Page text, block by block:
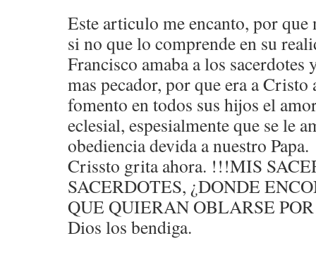
Este articulo me encanto, por
si no que lo comprende en su
Francisco amaba a los sacerdotes
mas pecador, por que era a
fomento en todos sus hijos el
eclesial, espesialmente que se le
obediencia devida a nuestro Papa.
Crissto grita ahora. !!!MIS
SACERDOTES, ¿DONDE
QUE QUIERAN OBLARSE POR
Dios los bendiga.